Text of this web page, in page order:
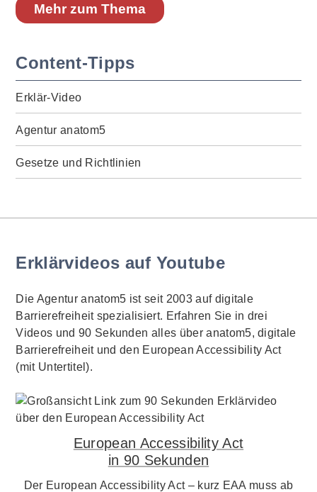
Mehr zum Thema
Content-Tipps
Erklär-Video
Agentur anatom5
Gesetze und Richtlinien
Erklärvideos auf Youtube
Die Agentur anatom5 ist seit 2003 auf digitale
Barrierefreiheit spezialisiert. Erfahren Sie in drei
Videos und 90 Sekunden alles über anatom5, digitale
Barrierefreiheit und den European Accessibility Act
(mit Untertitel).
European Accessibility Act
in 90 Sekunden
Der European Accessibility Act – kurz EAA muss ab